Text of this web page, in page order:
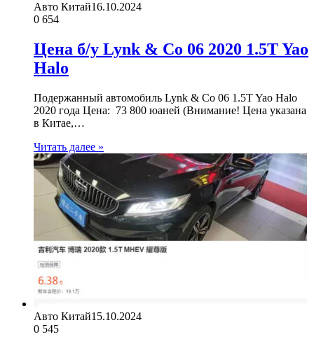
Авто Китай16.10.2024
0 654
Цена б/у Lynk & Co 06 2020 1.5T Yao
Halo
Подержанный автомобиль Lynk & Co 06 1.5T Yao Halo
2020 года Цена: 73 800 юаней (Внимание! Цена указана
в Китае,…
Читать далее »
Авто Китай15.10.2024
0 545